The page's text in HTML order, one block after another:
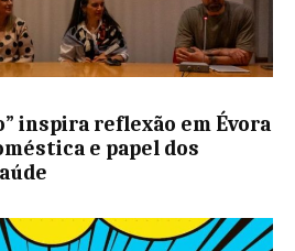
inspira reflexão em Évora
e papel dos